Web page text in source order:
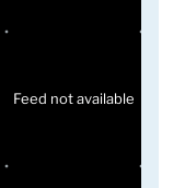
Feed not available